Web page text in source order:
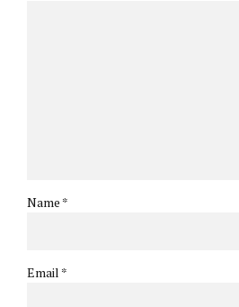
Name *
Email *